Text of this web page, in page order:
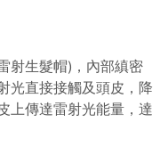
射生髮帽)，內部縝密
光直接接觸及頭皮，降
上傳達雷射光能量，達